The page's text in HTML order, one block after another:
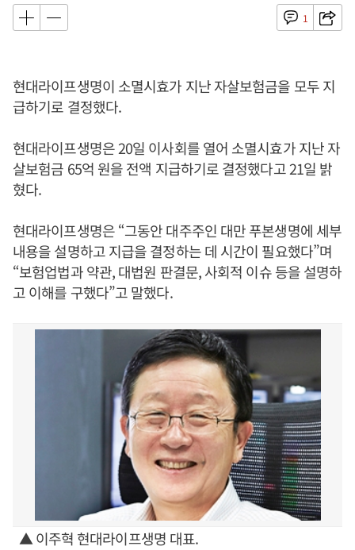
1
현대라이프생명이 소멸시효가 지난 자살보험금을 모두 지
급하기로 결정했다.
현대라이프생명은 20일 이사회를 열어 소멸시효가 지난 자
살보험금 65억 원을 전액 지급하기로 결정했다고 21일 밝
혔다.
현대라이프생명은 “그동안 대주주인 대만 푸본생명에 세부
내용을 설명하고 지급을 결정하는 데 시간이 필요했다”며
“보험업법과 약관, 대법원 판결문, 사회적 이슈 등을 설명하
고 이해를 구했다”고 말했다.
▲ 이주혁 현대라이프생명 대표.